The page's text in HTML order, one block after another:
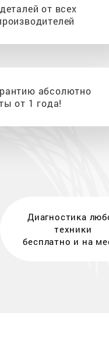
от всех
абсолютно
от 1 года!
Диагностика
техники
бесплатно и на